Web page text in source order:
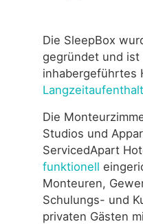
Die SleepBox
gegründet und ist
inhabergeführtes
Die
Studios und
ServicedApart
funktionell
Monteuren,
Schulungs- und
privaten Gästen